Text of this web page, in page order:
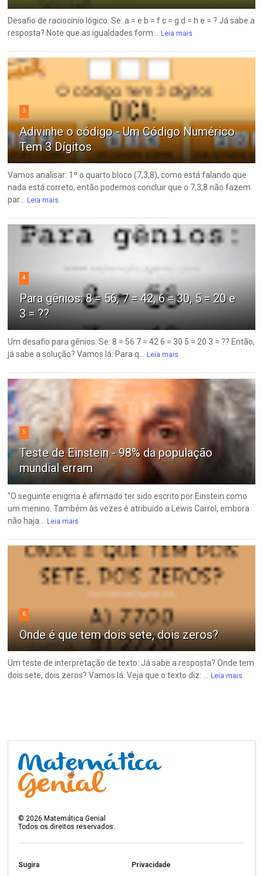
Desafio de raciocínio lógico: Se: a = e b = f c = g d = h e = ? Já sabe a
resposta? Note que as igualdades form...
Leia mais
3
Adivinhe o código - Um Código Numérico
Tem 3 Dígitos
Vamos analisar: 1º o quarto bloco (7,3,8), como está falando que
nada está correto, então podemos concluir que o 7,3,8 não fazem
par...
Leia mais
4
Para gênios: 8 = 56, 7 = 42, 6 = 30, 5 = 20 e
3 = ??
Um desafio para gênios: Se: 8 = 56 7 = 42 6 = 30 5 = 20 3 = ?? Então,
já sabe a solução? Vamos lá: Para q...
Leia mais
5
Teste de Einstein - 98% da população
mundial erram
"O seguinte enigma é afirmado ter sido escrito por Einstein como
um menino. Também às vezes é atribuído a Lewis Carrol, embora
não haja...
Leia mais
6
Onde é que tem dois sete, dois zeros?
Um teste de interpretação de texto: Já sabe a resposta? Onde tem
dois sete, dois zeros? Vamos lá: Veja que o texto diz: ...
Leia mais
©2026 Matemática Genial
Todos os direitos reservados.
Sugira Privacidade